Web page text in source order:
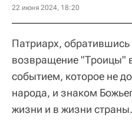
22 июня 2024, 18:20
Патриарх,
возвращение "Троицы"
событием, которое не
народа, и знаком
жизни и в жизни страны.